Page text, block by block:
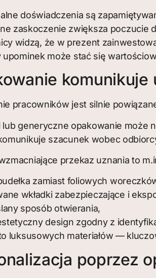
doświadczenia są
zaskoczenie zwiększa poczucie
widzą, że w prezent
może stać się
komunikuje
pracowników jest silnie
lub generyczne opakowanie może
szacunek wobec
przekaz uznania to
zamiast foliowych
wkładki zabezpieczające i
sposób otwierania,
design zgodny z
luksusowych materiałów —
poprzez